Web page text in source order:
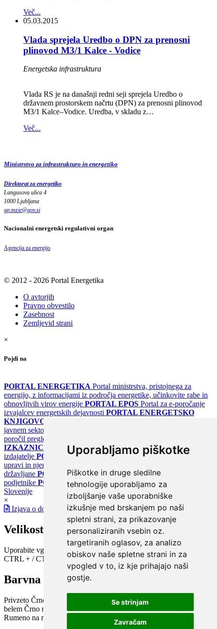
Uporabljamo piškotke
Piškotke in druge sledilne
tehnologije uporabljamo za
izboljšanje vaše uporabniške
izkušnje med brskanjem po naši
spletni strani, za prikazovanje
personaliziranih vsebin oz.
targetiranih oglasov, za analizo
obiskov naše spletne strani in za
vpogled v to, iz kje prihajajo naši
gostje.
Se strinjam
Zavračam
Več...
05.03.2015
Vlada sprejela Uredbo o DPN za prenosni
plinovod M3/1 Kalce - Vodice
Energetska infrastruktura
Vlada RS je na današnji redni seji sprejela Uredbo o
državnem prostorskem načrtu (DPN) za prenosni plinovod
M3/1 Kalce–Vodice. Uredba, v skladu z…
Več...
Ministrstvo za infrastrukturo in energetiko
Direktorat za energetiko
Langusova ulica 4
1000 Ljubljana
gp.mzie@gov.si
Nacionalni energetski regulativni organ
Agencija za energijo
© 2012 - 2026 Portal Energetika
O avtorjih
Pravno obvestilo
Zasebnost
Zemljevid strani
×
Pojdi na
PORTAL ENERGETIKA Portal ministrstva, pristojnega za
energijo, z informacijami iz področja energetike, učinkovite rabe in
obnovljivih virov energije PORTAL EPOS Portal za e-poročanje
izvajalcev energetskih dejavnosti PORTAL ENERGETSKO
KNJIGOVODSTVO
javnem sektorju
poročil pregledov klimatskih sistemov
IZKAZNICE
Register energetskih izkaznic - za izdelovalce in
izdajatelje PORTAL GOV.SI Osrednje spletno mesto o državni
upravi in njenih storitvah
državljane PORTAL SPOT Državni portal za podjetja in
podjetnike PORTAL OPSI Državni portal odprtih podatkov
Slovenije
×
Izjava o dostopnosti
Velikost pisave
Uporabite vgrajeno funkcijo brskalnika
CTRL + / CTRL -
Barvna shema
Privzeto Črno na belem Belo na črnem Črno na bež
belem Črno na zelenem
Modro na rumenem
Rumeno na modrem
Turkizno na črnem Črno na vijoličnem